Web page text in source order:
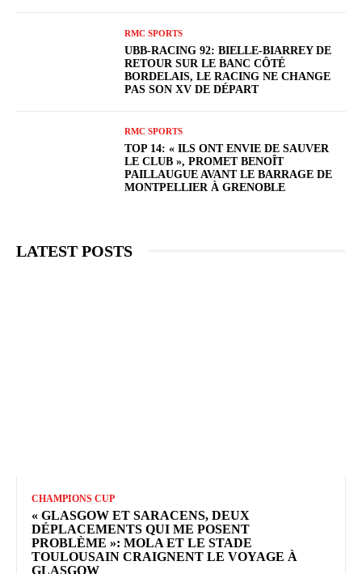
RMC SPORTS
UBB-RACING 92: BIELLE-BIARREY DE
RETOUR SUR LE BANC CÔTÉ
BORDELAIS, LE RACING NE CHANGE
PAS SON XV DE DÉPART
RMC SPORTS
TOP 14: « ILS ONT ENVIE DE SAUVER
LE CLUB », PROMET BENOÎT
PAILLAUGUE AVANT LE BARRAGE DE
MONTPELLIER À GRENOBLE
LATEST POSTS
CHAMPIONS CUP
« GLASGOW ET SARACENS, DEUX
DÉPLACEMENTS QUI ME POSENT
PROBLÈME »: MOLA ET LE STADE
TOULOUSAIN CRAIGNENT LE VOYAGE À
GLASGOW